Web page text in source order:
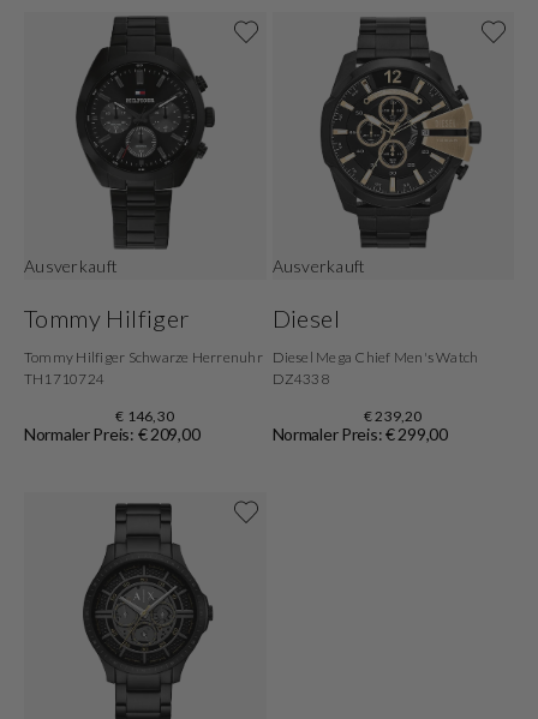
Ausverkauft
Tommy Hilfiger
Tommy Hilfiger Schwarze Herrenuhr
TH1710724
€ 146,30
Normaler Preis: € 209,00
Ausverkauft
Diesel
Diesel Mega Chief Men's Watch
DZ4338
€ 239,20
Normaler Preis: € 299,00